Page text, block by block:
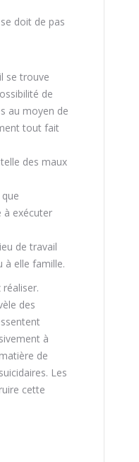
doit de pas
se trouve
de
au moyen de
tout fait
des maux
à exécuter
de travail
à elle famille.
des
à
de
Les
cette